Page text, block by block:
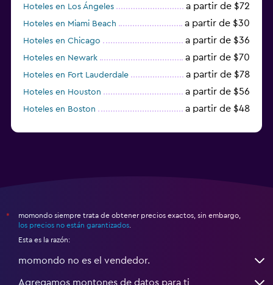
Hoteles en Los Ángeles a partir de $72
Hoteles en Miami Beach a partir de $30
Hoteles en Chicago a partir de $36
Hoteles en Newark a partir de $70
Hoteles en Fort Lauderdale a partir de $78
Hoteles en Houston a partir de $56
Hoteles en Boston a partir de $48
*
momondo siempre trata de obtener precios exactos, sin embargo,
los precios no están garantizados
Esta es la razón:
momondo no es el vendedor.
Agregamos montones de datos para ti